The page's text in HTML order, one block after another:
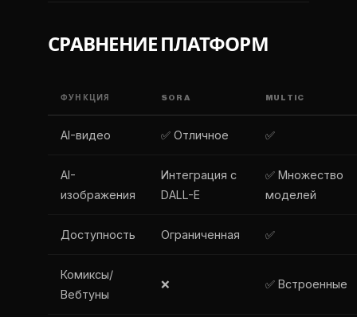
СРАВНЕНИЕ ПЛАТФОРМ
ФУНКЦИЯ SORA MULTIC
AI-видео ✅ Отличное ✅
AI-
изображения
Интеграция с
DALL-E
✅ Множество
моделей
Доступность Ограниченная ✅
Комиксы/
Вебтуны
❌ ✅ Встроенные